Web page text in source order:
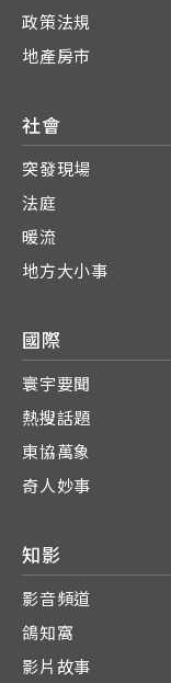
政策法規
地產房市
社會
突發現場
法庭
暖流
地方大小事
國際
寰宇要聞
熱搜話題
東協萬象
奇人妙事
知影
影音頻道
鴿知窩
影片故事